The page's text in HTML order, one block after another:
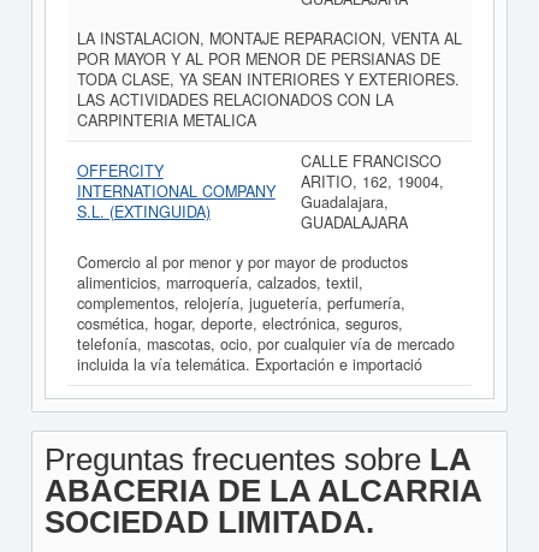
LA INSTALACION, MONTAJE REPARACION, VENTA AL
POR MAYOR Y AL POR MENOR DE PERSIANAS DE
TODA CLASE, YA SEAN INTERIORES Y EXTERIORES.
LAS ACTIVIDADES RELACIONADOS CON LA
CARPINTERIA METALICA
OFFERCITY
INTERNATIONAL COMPANY
S.L. (EXTINGUIDA)
CALLE FRANCISCO
ARITIO, 162, 19004,
Guadalajara,
GUADALAJARA
Comercio al por menor y por mayor de productos
alimenticios, marroquería, calzados, textil,
complementos, relojería, juguetería, perfumería,
cosmética, hogar, deporte, electrónica, seguros,
telefonía, mascotas, ocio, por cualquier vía de mercado
incluida la vía telemática. Exportación e importació
Preguntas frecuentes sobre LA
ABACERIA DE LA ALCARRIA
SOCIEDAD LIMITADA.